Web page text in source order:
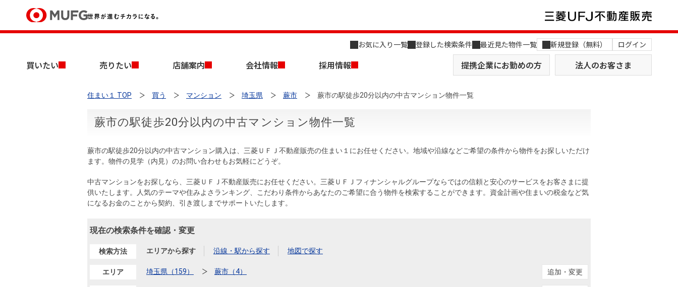
お気に入り一覧 登録した検索条件 最近見た物件一覧 新規登録（無料） ログイン
買いたい 売りたい 店舗案内 会社情報 採用情報 提携企業にお勤めの方 法人のお客さま
買いたいTOP
中古マンションを探す 新築・中古一戸建てを探す 土地を探す
住まい1プラス（お役立ちコラム）
売りたいTOP
無料査定 売却相談 AI不動産査定
住まい1プラス（お役立ちコラム）
店舗案内TOP
店舗のご案内（首都圏） 店舗のご案内（名古屋）
会社情報TOP
会社概要
組織図 役員一覧
会社案内（電子ブック版）
採用情報TOP
キャリア採用情報
売りたい
住まい１ TOP 買う マンション 埼玉県 蕨市 蕨市の駅徒歩20分以内の中古マンション物件一覧
蕨市の駅徒歩20分以内の中古マンション物件一覧
蕨市の駅徒歩20分以内の中古マンション購入は、三菱ＵＦＪ不動産販売の住まい１にお任せください。地域や沿線などご希望の条件から物件をお探しいただけ
ます。物件の見学（内見）のお問い合わせもお気軽にどうぞ。
中古マンションをお探しなら、三菱ＵＦＪ不動産販売にお任せください。三菱ＵＦＪフィナンシャルグループならではの信頼と安心のサービスをお客さまに提
供いたします。人気のテーマや住みよさランキング、こだわり条件からあなたのご希望に合う物件を検索することができます。資金計画や住まいの税金など気
になるお金のことから契約、引き渡しまでサポートいたします。
現在の検索条件を確認・変更
検索方法 エリアから探す 沿線・駅から探す 地図で探す
エリア 埼玉県（159） 蕨市（4） 追加・変更